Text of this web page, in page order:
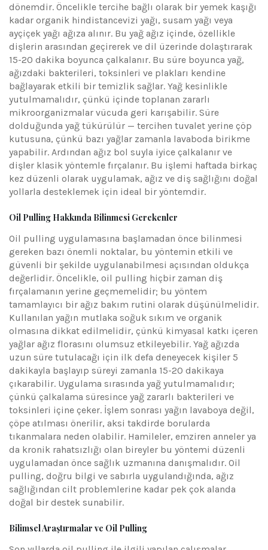
dönemdir. Öncelikle tercihe bağlı olarak bir yemek kaşığı
kadar organik hindistancevizi yağı, susam yağı veya
ayçiçek yağı ağıza alınır. Bu yağ ağız içinde, özellikle
dişlerin arasından geçirerek ve dil üzerinde dolaştırarak
15-20 dakika boyunca çalkalanır. Bu süre boyunca yağ,
ağızdaki bakterileri, toksinleri ve plakları kendine
bağlayarak etkili bir temizlik sağlar. Yağ kesinlikle
yutulmamalıdır, çünkü içinde toplanan zararlı
mikroorganizmalar vücuda geri karışabilir. Süre
dolduğunda yağ tükürülür — tercihen tuvalet yerine çöp
kutusuna, çünkü bazı yağlar zamanla lavaboda birikme
yapabilir. Ardından ağız bol suyla iyice çalkalanır ve
dişler klasik yöntemle fırçalanır. Bu işlemi haftada birkaç
kez düzenli olarak uygulamak, ağız ve diş sağlığını doğal
yollarla desteklemek için ideal bir yöntemdir.
Oil Pulling Hakkında Bilinmesi Gerekenler
Oil pulling uygulamasına başlamadan önce bilinmesi
gereken bazı önemli noktalar, bu yöntemin etkili ve
güvenli bir şekilde uygulanabilmesi açısından oldukça
değerlidir. Öncelikle, oil pulling hiçbir zaman diş
fırçalamanın yerine geçmemelidir; bu yöntem
tamamlayıcı bir ağız bakım rutini olarak düşünülmelidir.
Kullanılan yağın mutlaka soğuk sıkım ve organik
olmasına dikkat edilmelidir, çünkü kimyasal katkı içeren
yağlar ağız florasını olumsuz etkileyebilir. Yağ ağızda
uzun süre tutulacağı için ilk defa deneyecek kişiler 5
dakikayla başlayıp süreyi zamanla 15-20 dakikaya
çıkarabilir. Uygulama sırasında yağ yutulmamalıdır;
çünkü çalkalama süresince yağ zararlı bakterileri ve
toksinleri içine çeker. İşlem sonrası yağın lavaboya değil,
çöpe atılması önerilir, aksi takdirde borularda
tıkanmalara neden olabilir. Hamileler, emziren anneler ya
da kronik rahatsızlığı olan bireyler bu yöntemi düzenli
uygulamadan önce sağlık uzmanına danışmalıdır. Oil
pulling, doğru bilgi ve sabırla uygulandığında, ağız
sağlığından cilt problemlerine kadar pek çok alanda
doğal bir destek sunabilir.
Bilimsel Araştırmalar ve Oil Pulling